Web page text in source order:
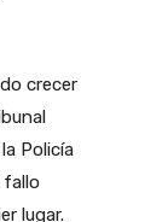
crecer
Policía
fallo
lugar.